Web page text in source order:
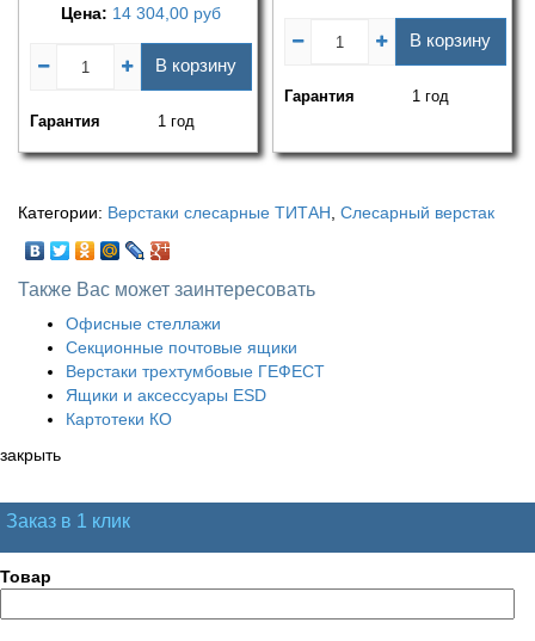
Цена: 14 304,00 руб
В корзину
Гарантия 1 год
В корзину
Гарантия 1 год
Категории: Верстаки слесарные ТИТАН, Слесарный верстак
Также Вас может заинтересовать
Офисные стеллажи
Секционные почтовые ящики
Верстаки трехтумбовые ГЕФЕСТ
Ящики и аксессуары ESD
Картотеки КО
закрыть
Заказ в 1 клик
Товар